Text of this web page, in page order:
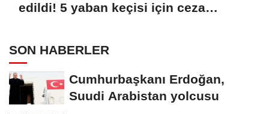
edildi! 5 yaban keçisi için ceza
SON HABERLER
Cumhurbaşkanı Erdoğan,
Suudi Arabistan yolcusu